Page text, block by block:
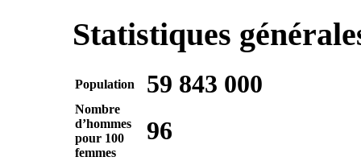
Statistiques
Population 59 843 000
Nombre
d’hommes
pour 100
femmes
96